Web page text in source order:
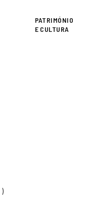
Superior
PATRIMÓNIO
E CULTURA